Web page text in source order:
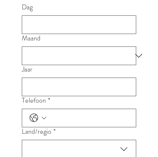
Dag
Maand
Jaar
Telefoon *
Adres met meerdere regels
Land/regio *